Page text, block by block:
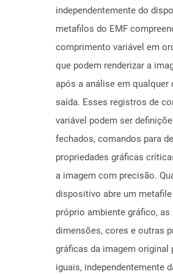
independentemente do
metafilos do EMF
comprimento variável em
que podem renderizar a
após a análise em qualquer
saída. Esses registros de
variável podem ser
fechados, comandos para
propriedades gráficas
a imagem com precisão.
dispositivo abre um
próprio ambiente gráfico,
dimensões, cores e outras
gráficas da imagem original
iguais, independentemente